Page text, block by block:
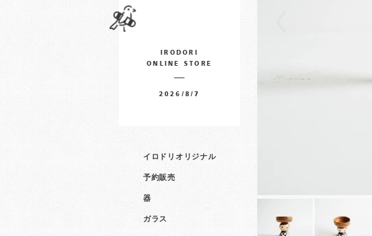
IRODORI
ONLINE STORE
2026/8/7
イロドリオリジナル
予約販売
器
ガラス